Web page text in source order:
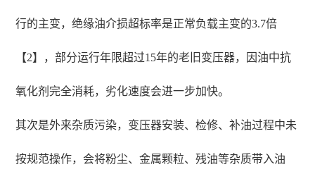
行的主变，绝缘油介损超标率是正常负载主变的3.7倍
【2】，部分运行年限超过15年的老旧变压器，因油中抗
氧化剂完全消耗，劣化速度会进一步加快。
其次是外来杂质污染，变压器安装、检修、补油过程中未
按规范操作，会将粉尘、金属颗粒、残油等杂质带入油